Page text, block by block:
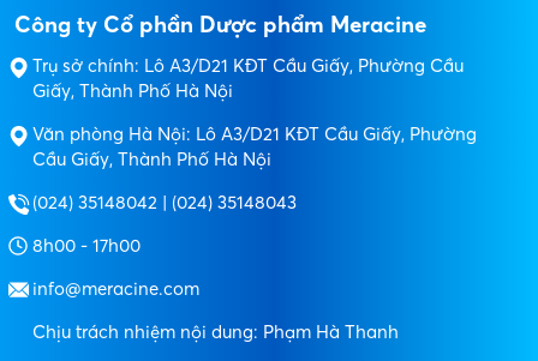
Công ty Cổ phần Dược phẩm Meracine
Trụ sở chính: Lô A3/D21 KĐT Cầu Giấy, Phường Cầu
Giấy, Thành Phố Hà Nội
Văn phòng Hà Nội: Lô A3/D21 KĐT Cầu Giấy, Phường
Cầu Giấy, Thành Phố Hà Nội
(024) 35148042 | (024) 35148043
8h00 - 17h00
info@meracine.com
Chịu trách nhiệm nội dung: Phạm Hà Thanh